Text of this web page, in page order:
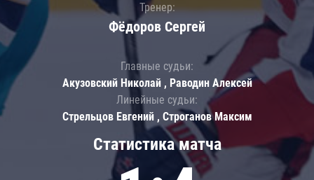
Статистика матча
Тренер:
Фёдоров Сергей
Главные судьи:
Акузовский Николай , Раводин Алексей
Линейные судьи:
Стрельцов Евгений , Строганов Максим